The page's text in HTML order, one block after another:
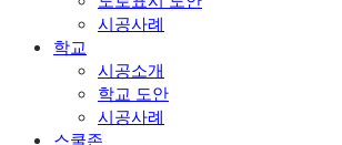
시공사례
학교
시공소개
학교 도안
시공사례
스쿨존